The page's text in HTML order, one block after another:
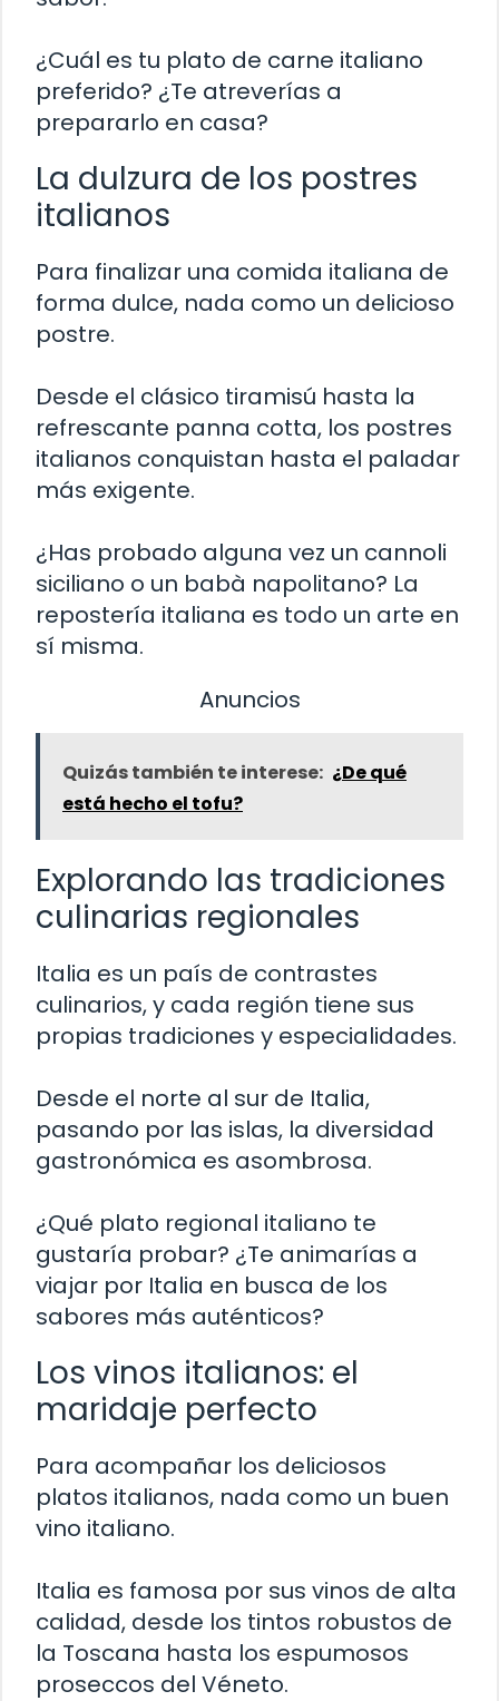
¿Cuál es tu plato de carne italiano
preferido? ¿Te atreverías a
prepararlo en casa?
La dulzura de los postres
italianos
Para finalizar una comida italiana de
forma dulce, nada como un delicioso
postre.
Desde el clásico tiramisú hasta la
refrescante panna cotta, los postres
italianos conquistan hasta el paladar
más exigente.
¿Has probado alguna vez un cannoli
siciliano o un babà napolitano? La
repostería italiana es todo un arte en
sí misma.
Anuncios
Quizás también te interese: ¿De qué
está hecho el tofu?
Explorando las tradiciones
culinarias regionales
Italia es un país de contrastes
culinarios, y cada región tiene sus
propias tradiciones y especialidades.
Desde el norte al sur de Italia,
pasando por las islas, la diversidad
gastronómica es asombrosa.
¿Qué plato regional italiano te
gustaría probar? ¿Te animarías a
viajar por Italia en busca de los
sabores más auténticos?
Los vinos italianos: el
maridaje perfecto
Para acompañar los deliciosos
platos italianos, nada como un buen
vino italiano.
Italia es famosa por sus vinos de alta
calidad, desde los tintos robustos de
la Toscana hasta los espumosos
proseccos del Véneto.